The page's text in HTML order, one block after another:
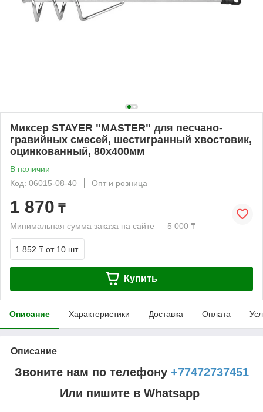
Миксер STAYER "MASTER" для песчано-
гравийных смесей, шестигранный хвостовик,
оцинкованный, 80х400мм
В наличии
Код: 06015-08-40
Опт и розница
1 870 ₸
Минимальная сумма заказа на сайте — 5 000 ₸
1 852 ₸ от 10 шт.
Купить
Описание Характеристики Доставка Оплата
Описание
Звоните нам по телефону +77472737451
Или пишите в Whatsapp